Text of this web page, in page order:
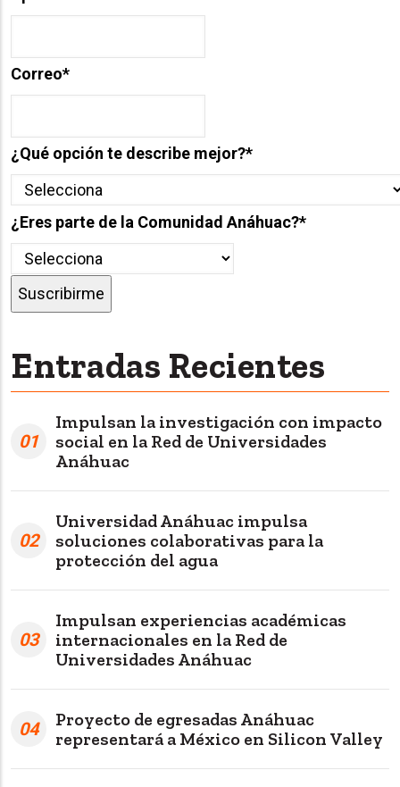
Correo*
¿Qué opción te describe mejor?*
¿Eres parte de la Comunidad Anáhuac?*
Entradas Recientes
01
Impulsan la investigación con impacto
social en la Red de Universidades
Anáhuac
02
Universidad Anáhuac impulsa
soluciones colaborativas para la
protección del agua
03
Impulsan experiencias académicas
internacionales en la Red de
Universidades Anáhuac
04
Proyecto de egresadas Anáhuac
representará a México en Silicon Valley